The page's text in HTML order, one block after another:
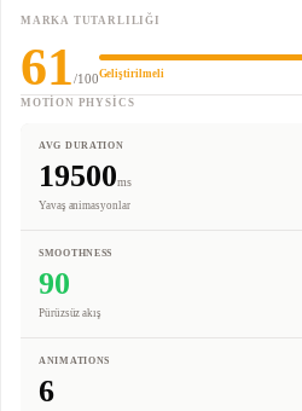
MARKA TUTARLILIĞI
61/100Geliştirilmeli
MOTION PHYSICS
AVG DURATION
19500ms
Yavaş animasyonlar
SMOOTHNESS
90
Pürüzsüz akış
ANIMATIONS
6